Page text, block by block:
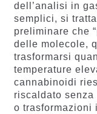
dell’analisi in
semplici, si
preliminare che
delle molecole,
trasformarsi
temperature
cannabinoidi
riscaldato
o trasformazioni